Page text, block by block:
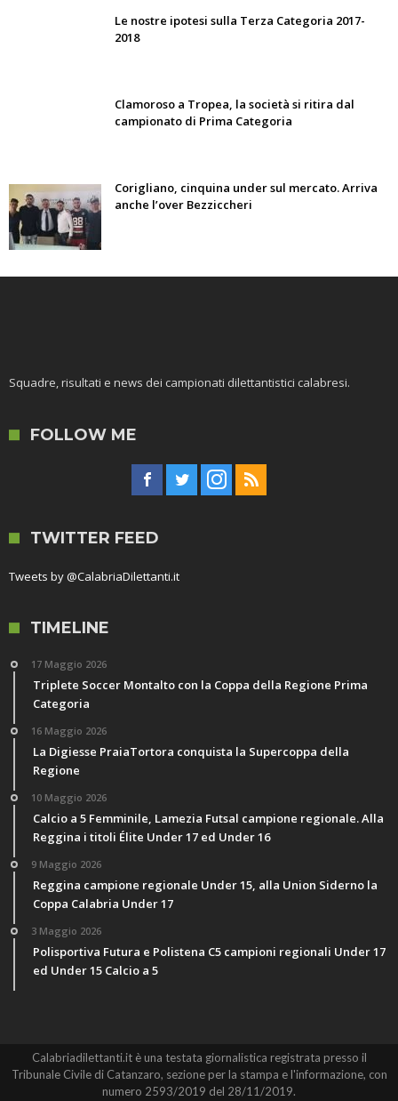
Le nostre ipotesi sulla Terza Categoria 2017-
2018
Clamoroso a Tropea, la società si ritira dal
campionato di Prima Categoria
Corigliano, cinquina under sul mercato. Arriva
anche l’over Bezziccheri
Squadre, risultati e news dei campionati dilettantistici calabresi.
FOLLOW ME
TWITTER FEED
Tweets by @CalabriaDilettanti.it
TIMELINE
17 Maggio 2026
Triplete Soccer Montalto con la Coppa della Regione Prima
Categoria
16 Maggio 2026
La Digiesse PraiaTortora conquista la Supercoppa della
Regione
10 Maggio 2026
Calcio a 5 Femminile, Lamezia Futsal campione regionale. Alla
Reggina i titoli Élite Under 17 ed Under 16
9 Maggio 2026
Reggina campione regionale Under 15, alla Union Siderno la
Coppa Calabria Under 17
3 Maggio 2026
Polisportiva Futura e Polistena C5 campioni regionali Under 17
ed Under 15 Calcio a 5
Calabriadilettanti.it è una testata giornalistica registrata presso il
Tribunale Civile di Catanzaro, sezione per la stampa e l'informazione, con
numero 2593/2019 del 28/11/2019.